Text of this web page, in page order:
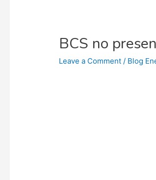
BCS no
Leave a Comment / Blog